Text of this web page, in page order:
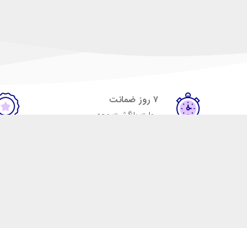
۷ روز ضمانت
مهلت بازگشت وجه